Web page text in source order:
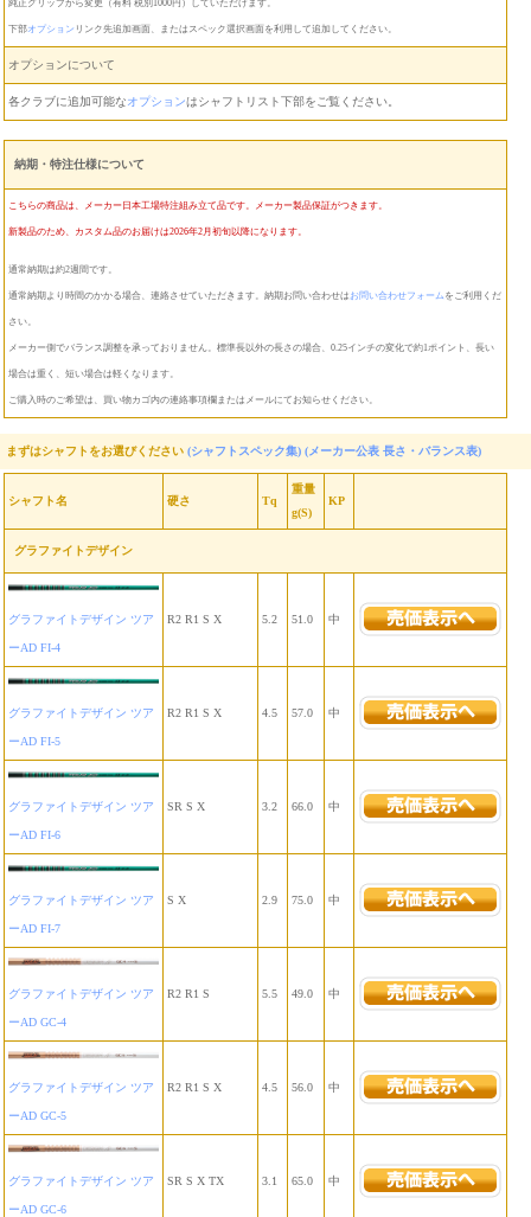
純正グリップから変更（有料 税別1000円）していただけます。
下部オプション リンク先追加画面、またはスペック選択画面を利用して追加してください。
オプションについて
各クラブに追加可能なオプションはシャフトリスト下部をご覧ください。
納期・特注仕様について
こちらの商品は、メーカー日本工場特注組み立て品です。メーカー製品保証がつきます。
新製品のため、カスタム品のお届けは2026年2月初旬以降になります。
通常納期は約2週間です。
通常納期より時間のかかる場合、連絡させていただきます。納期お問い合わせは お問い合わせフォーム をご利用くだ
さい。
メーカー側でバランス調整を承っておりません。標準長以外の長さの場合、0.25インチの変化で約1ポイント、長い
場合は重く、短い場合は軽くなります。
ご購入時のご希望は、買い物カゴ内の連絡事項欄またはメールにてお知らせください。
まずはシャフトをお選びください (シャフトスペック集) (メーカー公表 長さ・バランス表)
シャフト名 硬さ Tq
重量
g(S)
KP
グラファイトデザイン
グラファイトデザイン ツア
ーAD FI-4
R2 R1 S X 5.2 51.0 中
グラファイトデザイン ツア
ーAD FI-5
R2 R1 S X 4.5 57.0 中
グラファイトデザイン ツア
ーAD FI-6
SR S X 3.2 66.0 中
グラファイトデザイン ツア
ーAD FI-7
S X 2.9 75.0 中
グラファイトデザイン ツア
ーAD GC-4
R2 R1 S 5.5 49.0 中
グラファイトデザイン ツア
ーAD GC-5
R2 R1 S X 4.5 56.0 中
グラファイトデザイン ツア
ーAD GC-6
SR S X TX 3.1 65.0 中